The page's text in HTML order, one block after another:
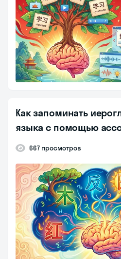
Как запоминать
языка с помощью
667 просмотров